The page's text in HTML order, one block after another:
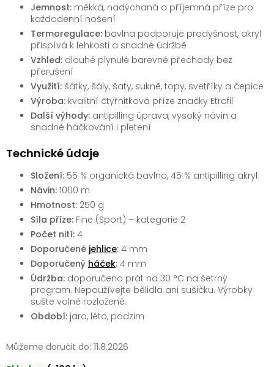
Můžeme doručit do: 11.8.2026
Jemnost: měkká, nadýchaná a příjemná příze pro
každodenní nošení
Termoregulace: bavlna podporuje prodyšnost, akryl
přispívá k lehkosti a snadné údržbě
Vzhled: dlouhé plynulé barevné přechody bez
přerušení
Využití: šátky, šály, šaty, sukně, topy, svetříky a čepice
Výroba: kvalitní čtyřnitková příze značky Etrofil
Další výhody: antipilling úprava, vysoký návin a
snadné háčkování i pletení
Technické údaje
Složení: 55 % organická bavlna, 45 % antipilling akryl
Návin: 1000 m
Hmotnost: 250 g
Síla příze: Fine (Sport) – kategorie 2
Počet nití: 4
Doporučené jehlice: 4 mm
Doporučený háček: 4 mm
Údržba: doporučeno prát na 30 °C na šetrný
program. Nepoužívejte bělidla ani sušičku. Výrobky
sušte volně rozložené.
Období: jaro, léto, podzim